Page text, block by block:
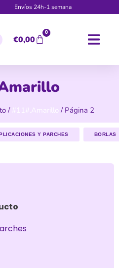
Envíos 24h-1 semana
€0,00
0
/ #11#.Amarillo / Página 2
Y PARCHES BORLAS